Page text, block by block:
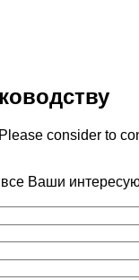
consider to
Ваши